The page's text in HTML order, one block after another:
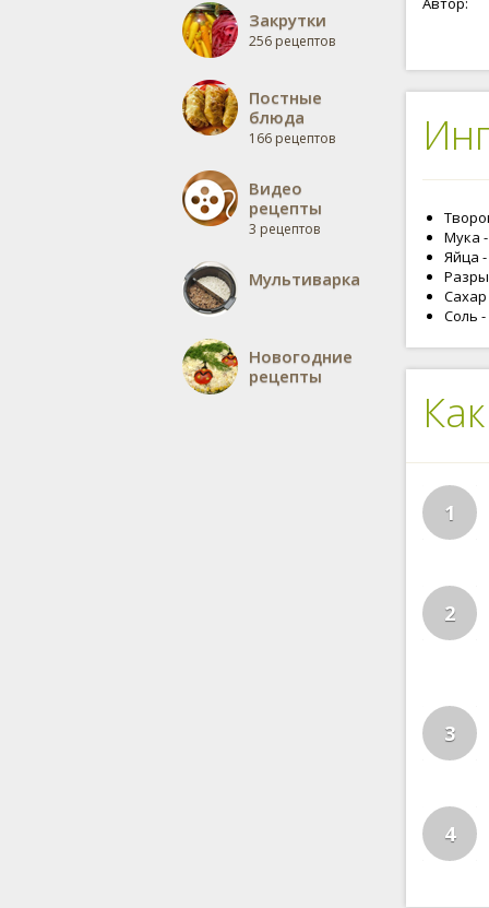
Закрутки
256 рецептов
Постные
блюда
166 рецептов
Видео
рецепты
3 рецептов
Мультиварка
Новогодние
рецепты
Мука
Яйца
Сахар
Соль
1
2
3
4